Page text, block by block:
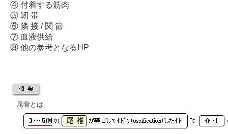
④ 付着する筋肉
⑤ 靭 帯
⑥ 隣 接 / 関 節
⑦ 血液供給
⑧ 他の参考となるHP
尾骨とは